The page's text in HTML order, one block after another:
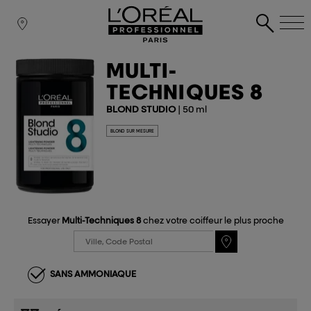
MULTI-
TECHNIQUES 8
BLOND STUDIO| 50 ml
BLOND SUR MESURE
Essayer Multi-Techniques 8chez votre coiffeur le plus proche
SANS AMMONIAQUE